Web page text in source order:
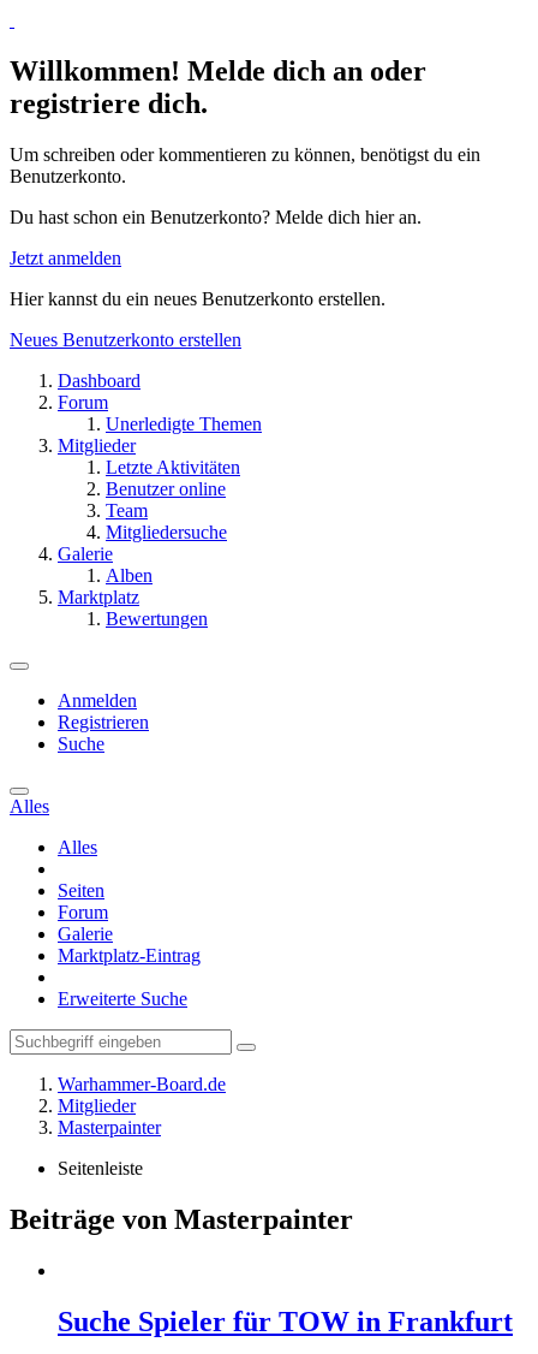
Willkommen! Melde dich an oder
registriere dich.
Um schreiben oder kommentieren zu können, benötigst du ein
Benutzerkonto.
Du hast schon ein Benutzerkonto? Melde dich hier an.
Jetzt anmelden
Hier kannst du ein neues Benutzerkonto erstellen.
Neues Benutzerkonto erstellen
Dashboard
Forum
Unerledigte Themen
Mitglieder
Letzte Aktivitäten
Benutzer online
Team
Mitgliedersuche
Galerie
Alben
Marktplatz
Bewertungen
Anmelden
Registrieren
Suche
Alles
Alles
Seiten
Forum
Galerie
Marktplatz-Eintrag
Erweiterte Suche
Warhammer-Board.de
Mitglieder
Masterpainter
Seitenleiste
Beiträge von Masterpainter
Suche Spieler für TOW in Frankfurt